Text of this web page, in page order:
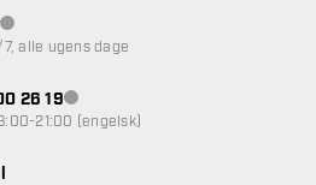
Kundeservice ikke tilgængelig
alle ugens dage
26 19Kundeservice ikke tilgængelig
21:00 (engelsk)